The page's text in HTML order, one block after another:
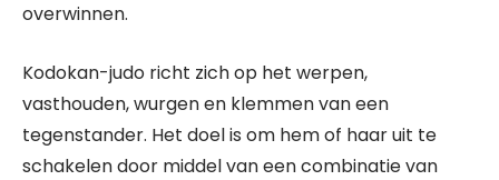
overwinnen.
Kodokan-judo richt zich op het werpen,
vasthouden, wurgen en klemmen van een
tegenstander. Het doel is om hem of haar uit te
schakelen door middel van een combinatie van